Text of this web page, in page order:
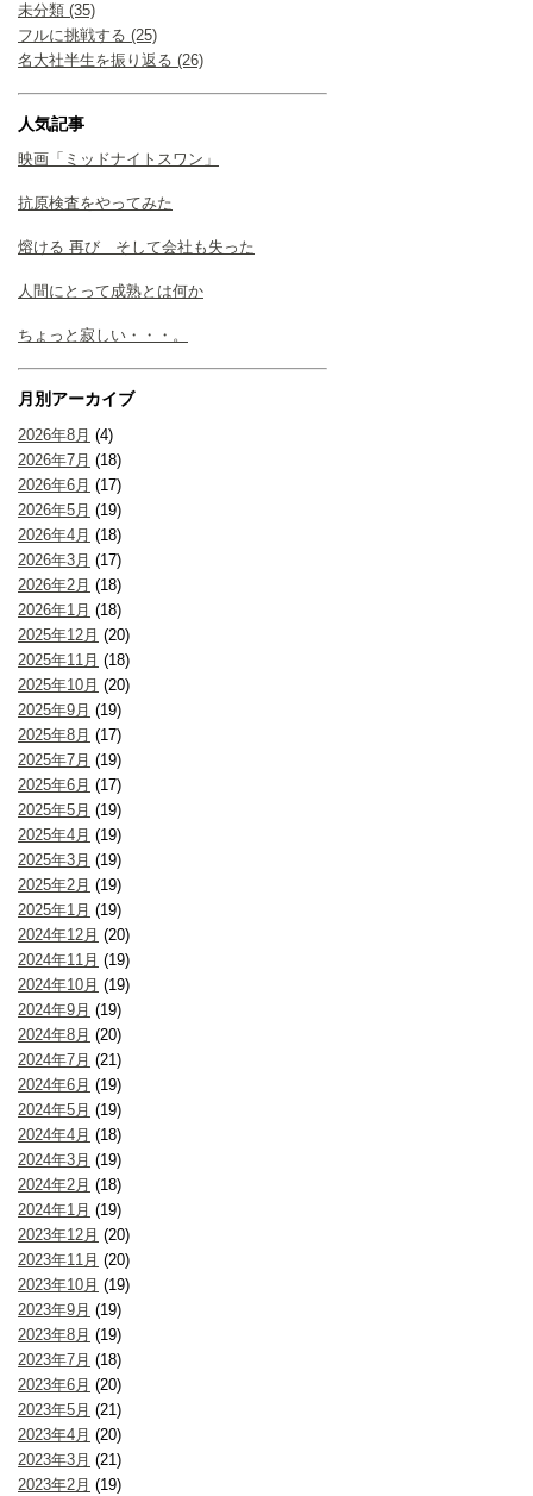
未分類 (35)
フルに挑戦する (25)
名大社半生を振り返る (26)
人気記事
映画「ミッドナイトスワン」
抗原検査をやってみた
熔ける 再び そして会社も失った
人間にとって成熟とは何か
ちょっと寂しい・・・。
月別アーカイブ
2026年8月 (4)
2026年7月 (18)
2026年6月 (17)
2026年5月 (19)
2026年4月 (18)
2026年3月 (17)
2026年2月 (18)
2026年1月 (18)
2025年12月 (20)
2025年11月 (18)
2025年10月 (20)
2025年9月 (19)
2025年8月 (17)
2025年7月 (19)
2025年6月 (17)
2025年5月 (19)
2025年4月 (19)
2025年3月 (19)
2025年2月 (19)
2025年1月 (19)
2024年12月 (20)
2024年11月 (19)
2024年10月 (19)
2024年9月 (19)
2024年8月 (20)
2024年7月 (21)
2024年6月 (19)
2024年5月 (19)
2024年4月 (18)
2024年3月 (19)
2024年2月 (18)
2024年1月 (19)
2023年12月 (20)
2023年11月 (20)
2023年10月 (19)
2023年9月 (19)
2023年8月 (19)
2023年7月 (18)
2023年6月 (20)
2023年5月 (21)
2023年4月 (20)
2023年3月 (21)
2023年2月 (19)